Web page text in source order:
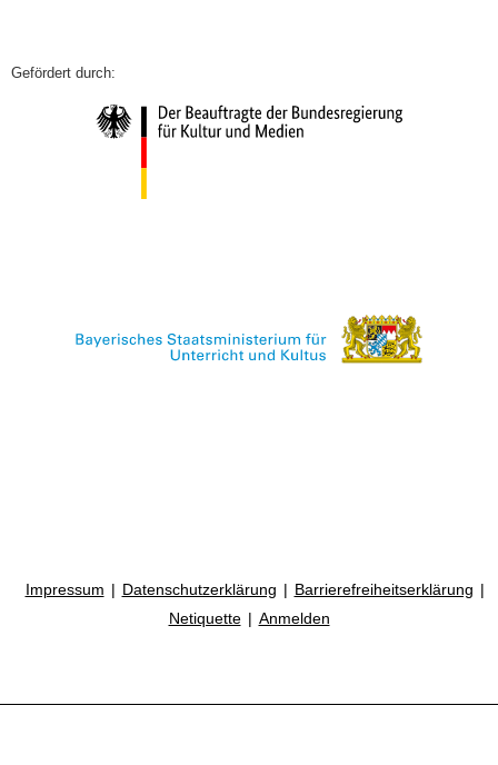
Impressum Datenschutzerklärung
Barrierefreiheitserklärung
Netiquette
Anmelden